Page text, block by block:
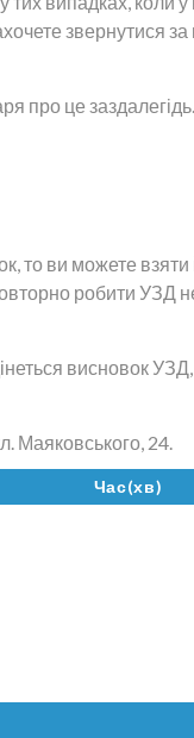
звернутися
про це
то ви можете
робити УЗД
висновок
Маяковського, 24.
Час(хв)